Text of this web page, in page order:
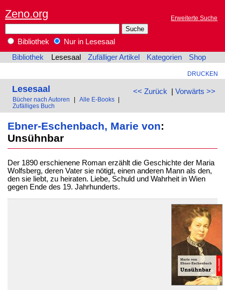
Zeno.org Erweiterte Suche
Bibliothek
Nur in Lesesaal
Bibliothek
Lesesaal Zufälliger Artikel Kategorien Shop
DRUCKEN
<< Zurück | Vorwärts >>
Lesesaal
Bücher nach Autoren Alle E-Books
Zufälliges Buch
Ebner-Eschenbach, Marie von:
Unsühnbar
Der 1890 erschienene Roman erzählt die Geschichte der Maria
Wolfsberg, deren Vater sie nötigt, einen anderen Mann als den,
den sie liebt, zu heiraten. Liebe, Schuld und Wahrheit in Wien
gegen Ende des 19. Jahrhunderts.